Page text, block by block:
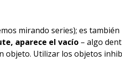
mirando series); es
aparece el vacío – algo
Utilizar los objetos